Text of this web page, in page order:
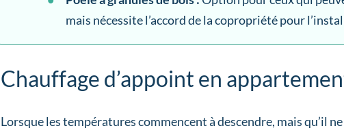
mais nécessite l’accord de la copropriété pour
Chauffage d’appoint en
Lorsque les températures commencent à descendre, mais qu’il